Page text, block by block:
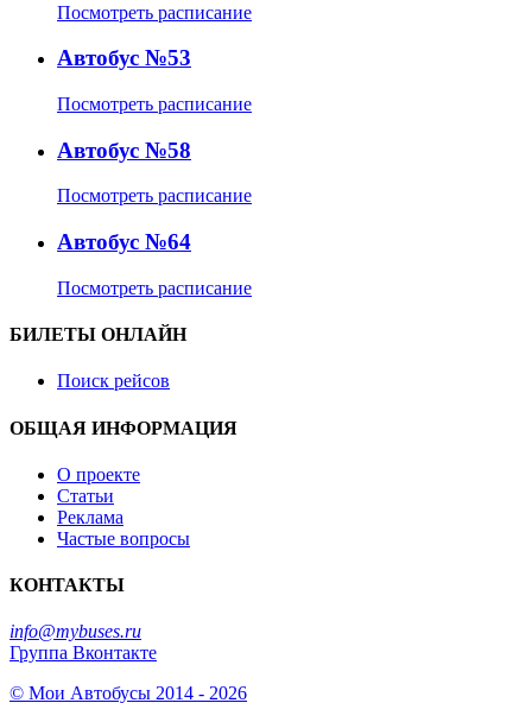
Посмотреть расписание
Автобус №53
Посмотреть расписание
Автобус №58
Посмотреть расписание
Автобус №64
Посмотреть расписание
БИЛЕТЫ ОНЛАЙН
Поиск рейсов
ОБЩАЯ ИНФОРМАЦИЯ
О проекте
Статьи
Реклама
Частые вопросы
КОНТАКТЫ
info@mybuses.ru
Группа Вконтакте
© Мои Автобусы 2014 - 2026